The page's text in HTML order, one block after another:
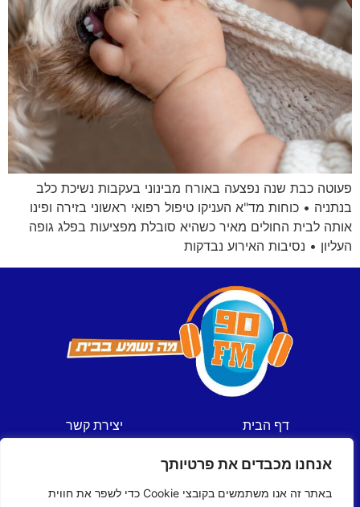
אנחנו מכבדים את פרטיותך
באתר זה אנו משתמשים בקובצי Cookie כדי לשפר את חווית
פעוטה כבת שנה נפצעה באורח מבינוני בעקבות נשיכת כלב
בנתניה • כוחות מד"א העניקו טיפול רפואי ראשוני בזירה ופינו
אותה לבית החולים מאיר כשהיא סובלת מפציעות בפלג גופה
העליון • נסיבות האירוע נבדקות
דף הבית
ספורט
תכניות
יצירת קשר
הצהרת נגישות